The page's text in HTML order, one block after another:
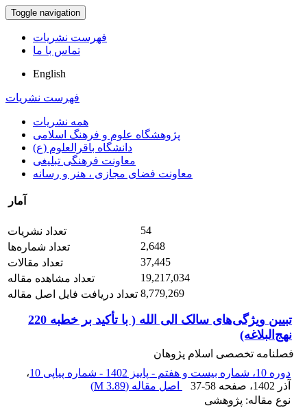
Toggle navigation
فهرست نشریات
تماس با ما
English
فهرست نشریات
همه نشریات
پژوهشگاه علوم و فرهنگ اسلامی
دانشگاه باقرالعلوم (ع)
معاونت فرهنگی تبلیغی
معاونت فضای مجازی ، هنر و رسانه
آمار
تعداد نشریات
54
تعداد شماره‌ها
2,648
تعداد مقالات
37,445
تعداد مشاهده مقاله
19,217,034
تعداد دریافت فایل اصل مقاله 8,779,269
تبیین ویژگی‌های سالک الی الله ( با تأکید بر خطبه 220
نهج‌البلاغه)
فصلنامه تخصصی اسلام پژوهان
دوره 10، شماره بیست و هفتم - پاییز 1402 - شماره پیاپی 10
،
آذر 1402
، صفحه 37-58 اصل مقاله (3.89 M
)
نوع مقاله: پژوهشی